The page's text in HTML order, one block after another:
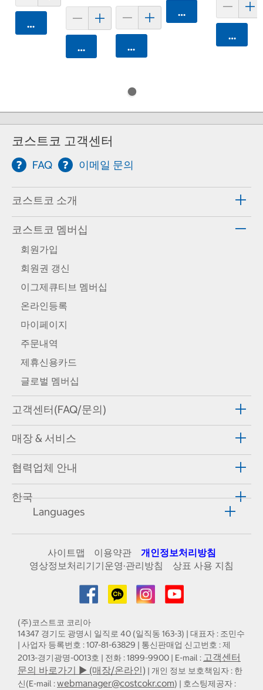
카트에 담기
카트에 담기 카트에 담기
카트에 담기
카트에
코스트코 고객센터
FAQ 이메일 문의
코스트코 소개
코스트코 멤버십
회원가입
회원권 갱신
이그제큐티브 멤버십
온라인등록
마이페이지
주문내역
제휴신용카드
글로벌 멤버십
고객센터(FAQ/문의)
매장 & 서비스
협력업체 안내
한국
Languages
사이트맵 이용약관
개인정보처리방침
영상정보처리기기운영·관리방침
상표 사용 지침
(주)코스트코 코리아
14347 경기도 광명시 일직로 40 (일직동 163-3) | 대표자 : 조민수
| 사업자 등록번호 : 107-81-63829 | 통신판매업 신고번호 : 제
2013-경기광명-0013호 | 전화 : 1899-9900 | E-mail : 고객센터
문의 바로가기 ▶ (매장/온라인) | 개인 정보 보호책임자 : 한
신(E-mail :webmanager@costcokr.com) | 호스팅제공자 :